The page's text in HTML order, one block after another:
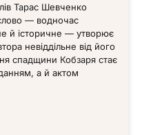
Тарас Шевченко
— водночас
й історичне — утворює
невіддільне від його
спадщини Кобзаря стає
а й актом